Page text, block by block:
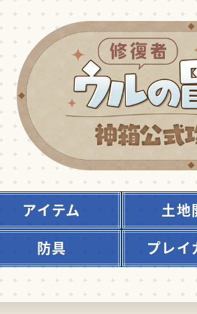
アイテム 土地
防具 プレイ